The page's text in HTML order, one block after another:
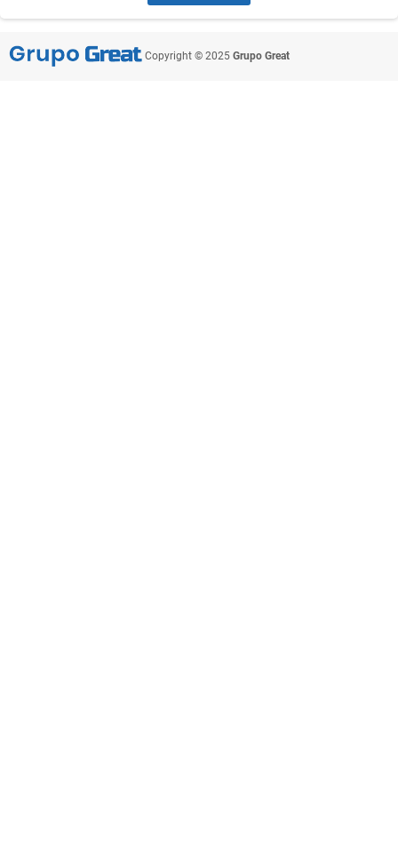
Copyright © 2025 Grupo Great